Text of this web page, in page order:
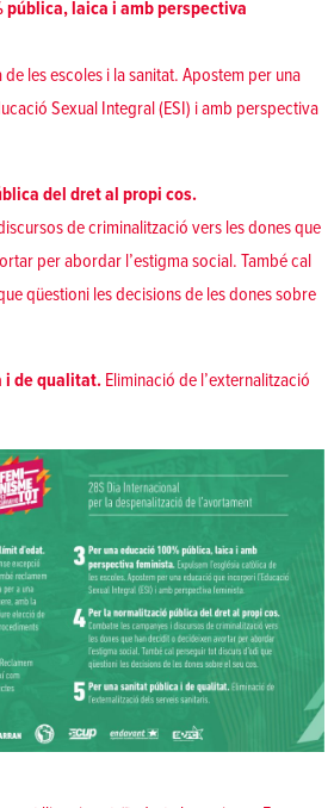
pública, laica i amb perspectiva
les escoles i la sanitat. Apostem per una
Sexual Integral (ESI) i amb perspectiva
del dret al propi cos.
de criminalització vers les dones que
per abordar l’estigma social. També cal
qüestioni les decisions de les dones sobre
i de qualitat. Eliminació de l’externalització